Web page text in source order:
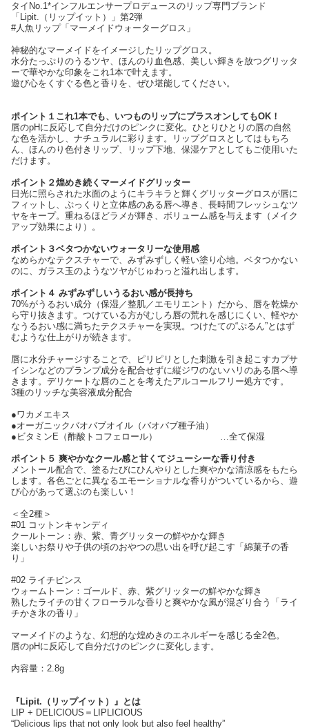
タイNo.1*インフルエンサープロデュースのリップ専門ブランド
「Lipit.（リップイット）」第2弾
#人魚リップ「マーメイドウォーターグロス」
神秘的なマーメイドをイメージしたリップグロス。
水分たっぷりのうるツヤ、ほんのり血色感、美しい輝きを放つグリッタ
ーで華やかな印象をこれ1本で叶えます。
遊び心をくすぐる色と香りを、ぜひ堪能してください。
ポイント１これ1本でも、いつものリップにプラスオンしてもOK！
唇のpHに反応して自分だけのピンクに変化。ひとりひとりの唇の自然
な色を活かし、ナチュラルに彩ります。リップグロスとしてはもちろ
ん、ほんのり色付きリップ、リップ下地、保湿ケアとしてもご使用いた
だけます。
ポイント２煌めき続くマーメイドグリッター
日光に照らされた水面のようにキラキラと輝くグリッターグロスが唇に
フィットし、ぷっくりと立体感のある唇へ導き、⻑時間フレッシュなツ
ヤをキープ。重ねるほどラメが輝き、ボリューム感を与えます（メイク
アップ効果により）。
ポイント３ベタつかないウォータリーな使用感
なめらかなテクスチャーで、みずみずしく軽い塗り心地。ベタつかない
のに、ガラス玉のようなツヤがじゅわっと溢れ出します。
ポイント４ みずみずしいうるおい感が長持ち
70%がうるおい成分（保湿／整肌／エモリエント）だから、唇を乾燥か
ら守り抜きます。つけている方がむしろ唇の荒れを感じにくい、軽やか
なうるおい感に満ちたテクスチャーを実現。つけたての“ぷるん”とはず
むような仕上がりが続きます。
唇に水分チャージすることで、ピリピリとした刺激を引き起こすカプサ
イシンなどのプランプ成分を配合せずに縦ジワのないハリのある唇へ導
きます。デリケートな唇のことを考えたアルコールフリー処方です。
3種のリッチな美容液成分配合
●ワカメエキス
●オーガニックバオバブオイル（バオバブ種子油）
●ビタミンE（酢酸トコフェロール） …全て保湿
ポイント５ 爽やかなクール感と甘くてジューシーな香り付き
メントール配合で、塗るたびにひんやりとした爽やかな清涼感をもたら
します。各色ごとに異なるエモーショナルな香りがついているから、遊
び心があって選ぶのも楽しい！
＜全2種＞
#01 コットンキャンディ
クールトーン：赤、紫、青グリッターの鮮やかな輝き
楽しいお祭りや子供の頃のおやつの思い出を呼び起こす「綿菓子の香
り」
#02 ライチピンス
ウォームトーン：ゴールド、赤、紫グリッターの鮮やかな輝き
熟したライチの甘くフローラルな香りと爽やかな風が混ざり合う「ライ
チかき氷の香り」
マーメイドのような、幻想的な煌めきのエネルギーを感じる全2色。
唇のpHに反応して自分だけのピンクに変化します。
内容量：2.8g
『Lipit.（リップイット）』とは
LIP + DELICIOUS​＝LIPLICIOUS
“Delicious lips that not only look ​but also feel healthy”